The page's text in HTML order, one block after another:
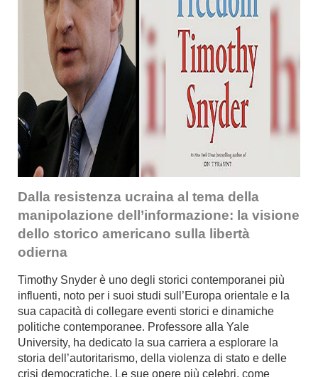
Dalla resistenza ucraina al tema della
manipolazione dell’informazione: la visione
dello storico americano sulla libertà
odierna
Timothy Snyder è uno degli storici contemporanei più
influenti, noto per i suoi studi sull’Europa orientale e la
sua capacità di collegare eventi storici e dinamiche
politiche contemporanee. Professore alla Yale
University, ha dedicato la sua carriera a esplorare la
storia dell’autoritarismo, della violenza di stato e delle
crisi democratiche. Le sue opere più celebri, come